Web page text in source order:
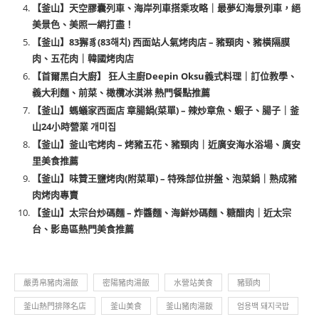
【釜山】天空膠囊列車、海岸列車搭乘攻略｜最夢幻海景列車，絕
美景色、美照一網打盡！
【釜山】83獬豸(83해치) 西面站人氣烤肉店 – 豬頸肉、豬橫隔膜
肉、五花肉｜韓國烤肉店
【首爾黑白大廚】 狂人主廚Deepin Oksu義式料理｜訂位教學、
義大利麵、前菜、橄欖冰淇淋 熱門餐點推薦
【釜山】螞蟻家西面店 章腸鍋(菜單) – 辣炒章魚、蝦子、腸子｜釜
山24小時營業 개미집
【釜山】釜山宅烤肉 – 烤豬五花、豬頸肉｜近廣安海水浴場、廣安
里美食推薦
【釜山】味贊王鹽烤肉(附菜單) – 特殊部位拼盤、泡菜鍋｜熟成豬
肉烤肉專賣
【釜山】太宗台炒碼麵 – 炸醬麵、海鮮炒碼麵、糖醋肉｜近太宗
台、影島區熱門美食推薦
嚴勇帛豬肉湯飯 密陽豬肉湯飯 水營站美食 豬頸肉
釜山熱門排隊名店 釜山美食 釜山豬肉湯飯 엄용백 돼지국밥